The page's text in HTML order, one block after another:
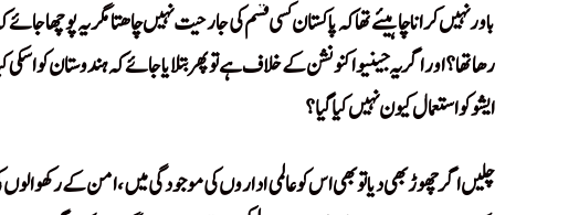
باور نہیں کرانا چاہیئے تھا کہ پاکستان کسی قسم کی جارحیت نہیں چاھتا مگر یہ پوچھا
رھا تھا؟ اور اگر یہ جینیوا کنونشن کے خلاف ہے تو پھر بتلایا جائے کہ ہندوستان کو
ایشو کو استعمال کیون نہیں کیا گیا؟
چلیں اگر چھوڑ بھی دیا تو بھی اس کو عالمی اداروں کی موجودگی میں، امن کے